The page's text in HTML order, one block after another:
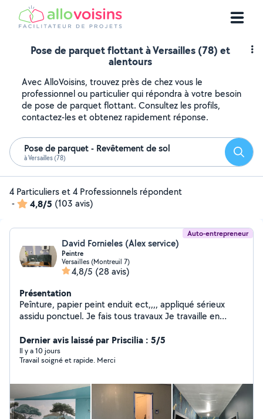
Pose de parquet flottant à Versailles (78) et
alentours
Avec AlloVoisins, trouvez près de chez vous le
professionnel ou particulier qui répondra à votre besoin
de pose de parquet flottant. Consultez les profils,
contactez-les et obtenez rapidement réponse.
Pose de parquet - Revêtement de sol
à Versailles (78)
4 Particuliers et 4 Professionnels répondent
-
4,8/5 (103 avis)
Auto-entrepreneur
David Fornieles (Alex service)
Peintre
Versailles (Montreuil 7)
4,8/5 (28 avis)
Présentation
Peînture, papier peint enduit ect,,,, appliqué sérieux
assidu ponctuel. Je fais tous travaux Je travaille en
Enduit Toile de verre Placo Peinture Ect prix correct
Peinture enduit 10 à 13 euros m2 Papier peint détapisse
Lino Pose pvc Merci de répondre aux messages que
Dernier avis laissé par Priscilia : 5/5
Il y a 10 jours
Travail soigné et rapide. Merci